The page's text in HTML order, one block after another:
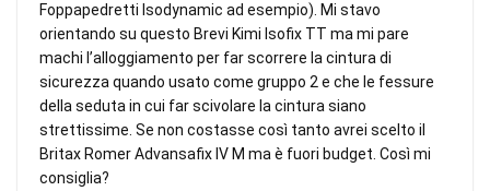
Foppapedretti Isodynamic ad esempio). Mi stavo
orientando su questo Brevi Kimi Isofix TT ma mi pare
machi l’alloggiamento per far scorrere la cintura di
sicurezza quando usato come gruppo 2 e che le fessure
della seduta in cui far scivolare la cintura siano
strettissime. Se non costasse così tanto avrei scelto il
Britax Romer Advansafix IV M ma è fuori budget. Così mi
consiglia?